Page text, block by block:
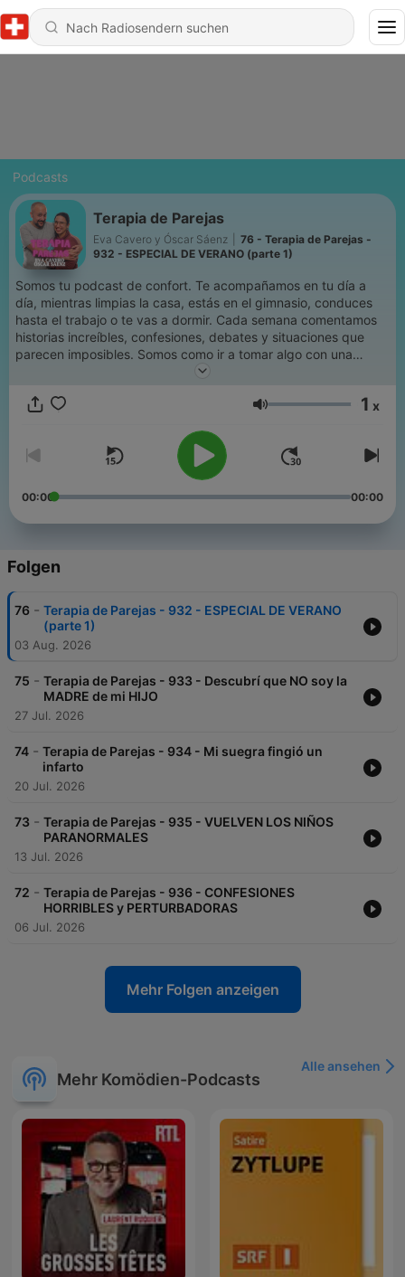
Podcasts
Terapia de Parejas
Eva Cavero y Óscar Sáenz
76 - Terapia de Parejas -
932 - ESPECIAL DE VERANO (parte 1)
Somos tu podcast de confort. Te acompañamos en tu día a
día, mientras limpias la casa, estás en el gimnasio, conduces
hasta el trabajo o te vas a dormir. Cada semana comentamos
historias increíbles, confesiones, debates y situaciones que
parecen imposibles. Somos como ir a tomar algo con una
pareja de amigos. Queremos ser tu lugar feliz. ¿Nos escuchas?
terapiadeparejaspodcast@gmail.com
Lautstärke 1 x
00:00 00:00
Folgen
76 - Terapia de Parejas - 932 - ESPECIAL DE VERANO
(parte 1)
03 Aug. 2026
75 - Terapia de Parejas - 933 - Descubrí que NO soy la
MADRE de mi HIJO
27 Jul. 2026
74 - Terapia de Parejas - 934 - Mi suegra fingió un
infarto
20 Jul. 2026
73 - Terapia de Parejas - 935 - VUELVEN LOS NIÑOS
PARANORMALES
13 Jul. 2026
72 - Terapia de Parejas - 936 - CONFESIONES
HORRIBLES y PERTURBADORAS
06 Jul. 2026
Mehr Folgen anzeigen
Mehr Komödien-Podcasts
Alle ansehen